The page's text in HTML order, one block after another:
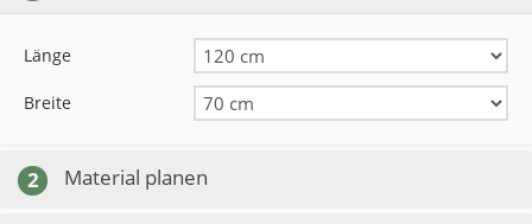
Länge
Breite
2 Material planen